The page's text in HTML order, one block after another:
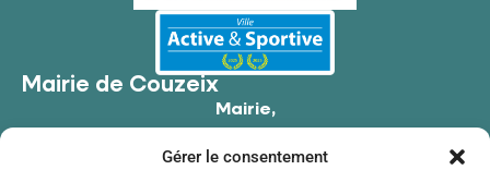
Gérer le consentement
Mairie de Couzeix
Mairie,
87270 Couzeix